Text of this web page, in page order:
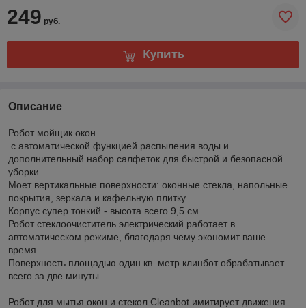
249 руб.
Купить
Описание
Робот мойщик окон
с автоматической функцией распыления воды и
дополнительный набор салфеток для быстрой и безопасной
уборки.
Моет вертикальные поверхности: оконные стекла, напольные
покрытия, зеркала и кафельную плитку.
Корпус супер тонкий - высота всего 9,5 см.
Робот стеклоочиститель электрический работает в
автоматическом режиме, благодаря чему экономит ваше
время.
Поверхность площадью один кв. метр клинбот обрабатывает
всего за две минуты.
Робот для мытья окон и стекол Cleanbot имитирует движения